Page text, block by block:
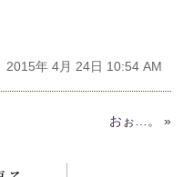
2015年 4月 24日 10:54 AM
おぉ…。 »